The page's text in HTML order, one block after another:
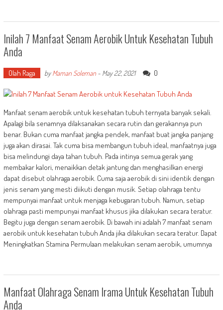
Inilah 7 Manfaat Senam Aerobik Untuk Kesehatan Tubuh
Anda
Olah Raga byMaman Soleman- May 22, 2021 0
Manfaat senam aerobik untuk kesehatan tubuh ternyata banyak sekali.
Apalagi bila senamnya dilaksanakan secara rutin dan gerakannya pun
benar. Bukan cuma manfaat jangka pendek, manfaat buat jangka panjang
juga akan dirasai. Tak cuma bisa membangun tubuh ideal, manfaatnya juga
bisa melindungi daya tahan tubuh. Pada intinya semua gerak yang
membakar kalori, menaikkan detak jantung dan menghasilkan energi
dapat disebut olahraga aerobik. Cuma saja aerobik di sini identik dengan
jenis senam yang mesti diikuti dengan musik. Setiap olahraga tentu
mempunyai manfaat untuk menjaga kebugaran tubuh. Namun, setiap
olahraga pasti mempunyai manfaat khusus jika dilakukan secara teratur.
Begitu juga dengan senam aerobik. Di bawah ini adalah 7 manfaat senam
aerobik untuk kesehatan tubuh Anda jika dilakukan secara teratur. Dapat
Meningkatkan Stamina Permulaan melakukan senam aerobik, umumnya
Manfaat Olahraga Senam Irama Untuk Kesehatan Tubuh
Anda